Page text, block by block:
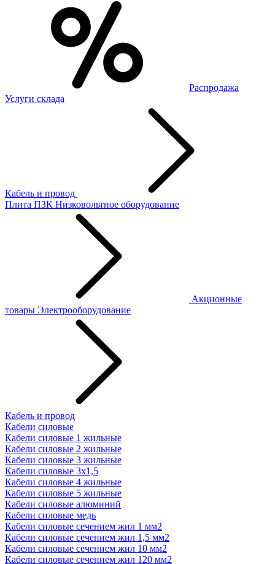
Распродажа
Услуги склада
Кабель и провод
Плита ПЗК Низковольтное оборудование
Акционные
товары Электрооборудование
Кабель и провод
Кабели силовые
Кабели силовые 1 жильные
Кабели силовые 2 жильные
Кабели силовые 3 жильные
Кабели силовые 3х1,5
Кабели силовые 4 жильные
Кабели силовые 5 жильные
Кабели силовые алюминий
Кабели силовые медь
Кабели силовые сечением жил 1 мм2
Кабели силовые сечением жил 1,5 мм2
Кабели силовые сечением жил 10 мм2
Кабели силовые сечением жил 120 мм2